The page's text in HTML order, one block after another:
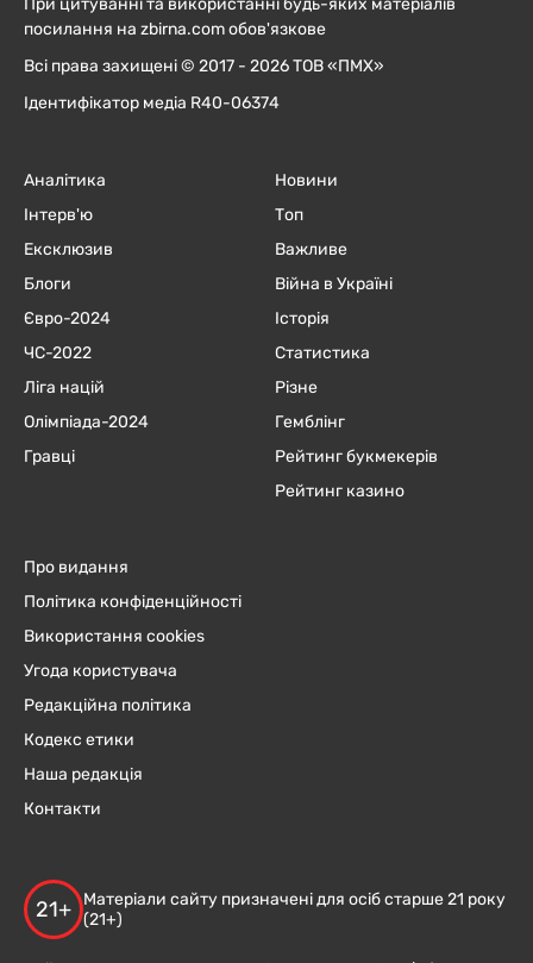
При цитуванні та використанні будь-яких матеріалів
посилання на zbirna.com обов'язкове
Всі права захищені © 2017 - 2026 ТОВ «ПМХ»
Ідентифікатор медіа R40-06374
Аналітика
Інтерв'ю
Ексклюзив
Блоги
Євро-2024
ЧC-2022
Ліга націй
Олімпіада-2024
Гравці
Новини
Топ
Важливе
Війна в Україні
Історія
Статистика
Різне
Гемблінг
Рейтинг букмекерів
Рейтинг казино
Про видання
Політика конфіденційності
Використання cookies
Угода користувача
Редакційна політика
Кодекс етики
Наша редакція
Контакти
21+
Матеріали сайту призначені для осіб старше 21 року
(21+)